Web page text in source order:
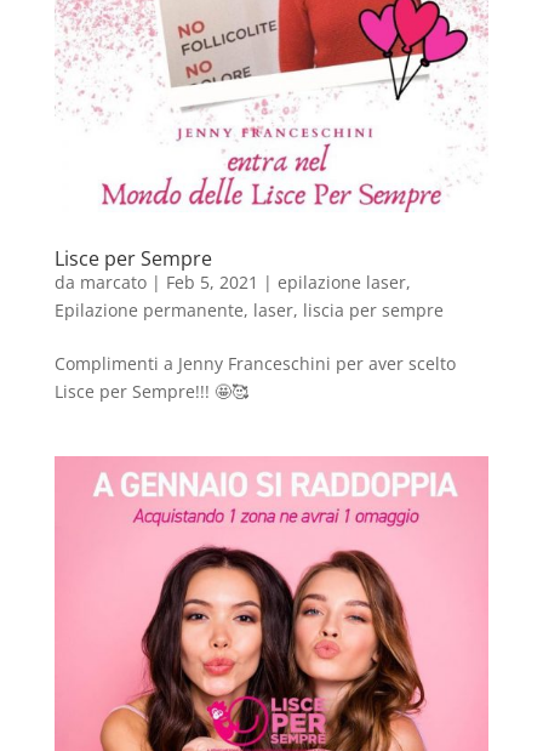
Lisce per Sempre
da marcato| Feb 5, 2021 | epilazione laser,
Epilazione permanente, laser, liscia per sempre
Complimenti a Jenny Franceschini per aver scelto
Lisce per Sempre!!! 🤩🥰